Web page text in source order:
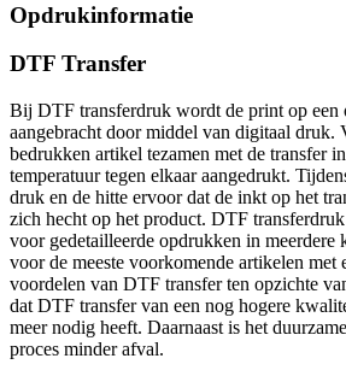
Opdrukinformatie
DTF Transfer
Bij DTF transferdruk wordt de print op een
aangebracht door middel van digitaal druk.
bedrukken artikel tezamen met de transfer
temperatuur tegen elkaar aangedrukt.
druk en de hitte ervoor dat de inkt op het
zich hecht op het product. DTF
voor gedetailleerde opdrukken in meerdere
voor de meeste voorkomende artikelen met
voordelen van DTF transfer ten opzichte
dat DTF transfer van een nog hogere
meer nodig heeft. Daarnaast is het
proces minder afval.